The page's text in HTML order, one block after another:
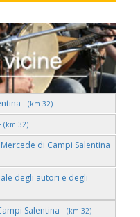
- (km 32)
(km 32)
di Campi Salentina
degli autori e degli
Salentina - (km 32)